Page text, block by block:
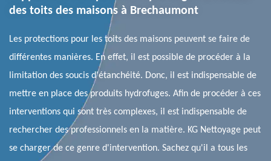
des toits des maisons à Brechaumont
Les protections pour les toits des maisons peuvent se faire de
différentes manières. En effet, il est possible de procéder à la
limitation des soucis d'étanchéité. Donc, il est indispensable de
mettre en place des produits hydrofuges. Afin de procéder à ces
interventions qui sont très complexes, il est indispensable de
rechercher des professionnels en la matière. KG Nettoyage peut
se charger de ce genre d'intervention. Sachez qu'il a tous les